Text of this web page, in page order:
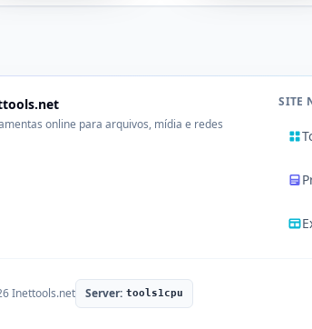
online para arquivos, mídia e redes
SITE
Inettools.net Server: tools1cpu